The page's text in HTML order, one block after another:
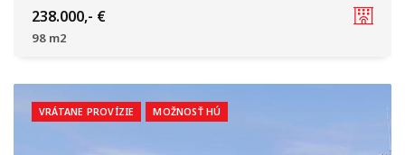
Hôrka nad Váhom
238.000,- €
98 m2
VRÁTANE PROVÍZIE MOŽNOSŤ HÚ